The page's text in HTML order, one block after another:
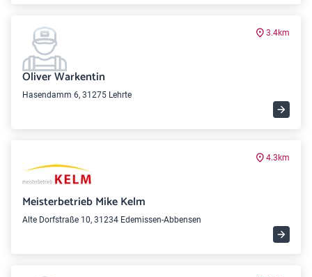
3.4km
Oliver Warkentin
Hasendamm 6, 31275 Lehrte
4.3km
Meisterbetrieb Mike Kelm
Alte Dorfstraße 10, 31234 Edemissen-Abbensen